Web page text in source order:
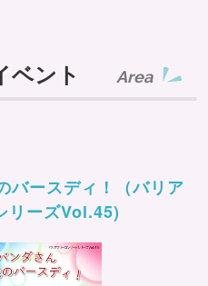
ベント Area
ースディ！（バリア
リーズVol.45)